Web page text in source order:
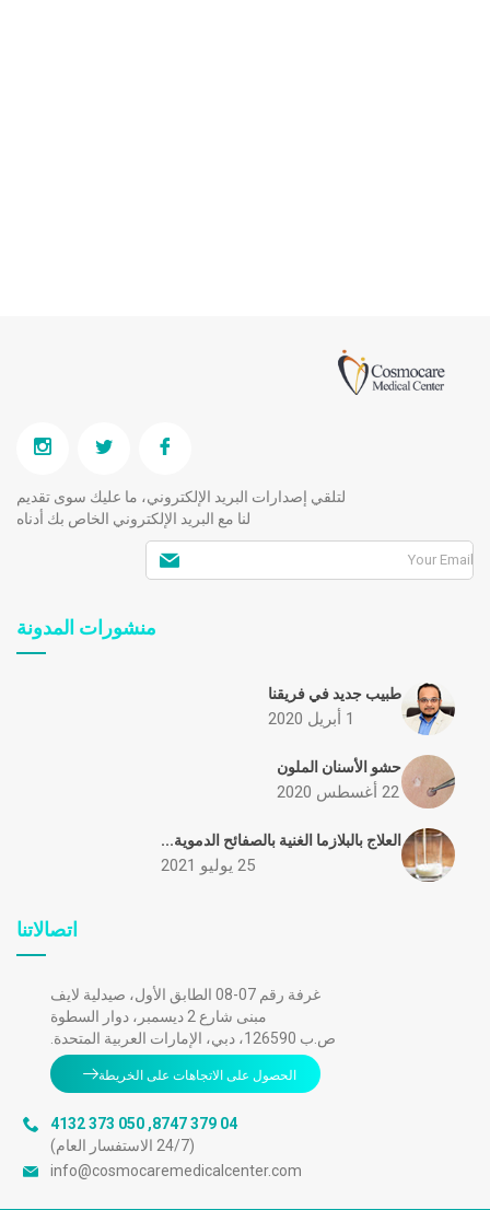
لتلقي إصدارات البريد الإلكتروني، ما عليك سوى تقديم
لنا مع البريد الإلكتروني الخاص بك أدناه
منشورات المدونة
طبيب جديد في فريقنا
1 أبريل 2020
حشو الأسنان الملون
22 أغسطس 2020
العلاج بالبلازما الغنية بالصفائح الدموية...
25 يوليو 2021
اتصالاتنا
غرفة رقم 07-08 الطابق الأول، صيدلية لايف
مبنى شارع 2 ديسمبر، دوار السطوة
ص.ب 126590، دبي، الإمارات العربية المتحدة.
الحصول على الاتجاهات على الخريطة
04 379 8747
,
050 373 4132
(24/7 الاستفسار العام)
info@cosmocaremedicalcenter.com